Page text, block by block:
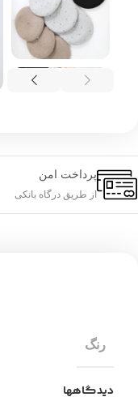
پرداخت امن
از طریق درگاه بانکی
رنگ
دیدگاهها